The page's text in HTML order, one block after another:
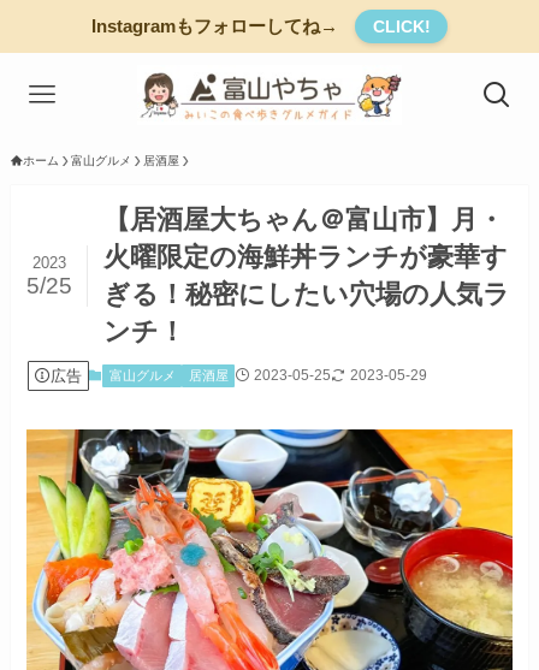
Instagramもフォローしてね→ CLICK!
ホーム 富山グルメ 居酒屋
【居酒屋大ちゃん＠富山市】月・
火曜限定の海鮮丼ランチが豪華す
ぎる！秘密にしたい穴場の人気ラ
ンチ！
2023
5/25
広告 富山グルメ 居酒屋 2023-05-25 2023-05-29